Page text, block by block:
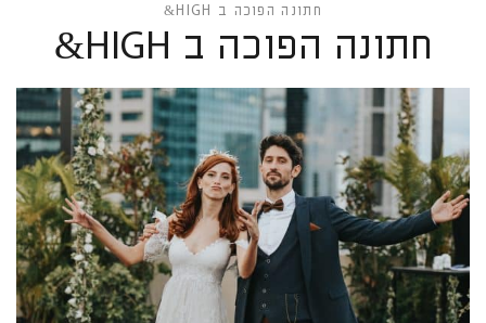
חתונה הפוכה ב HIGH&
חתונה הפוכה ב HIGH&